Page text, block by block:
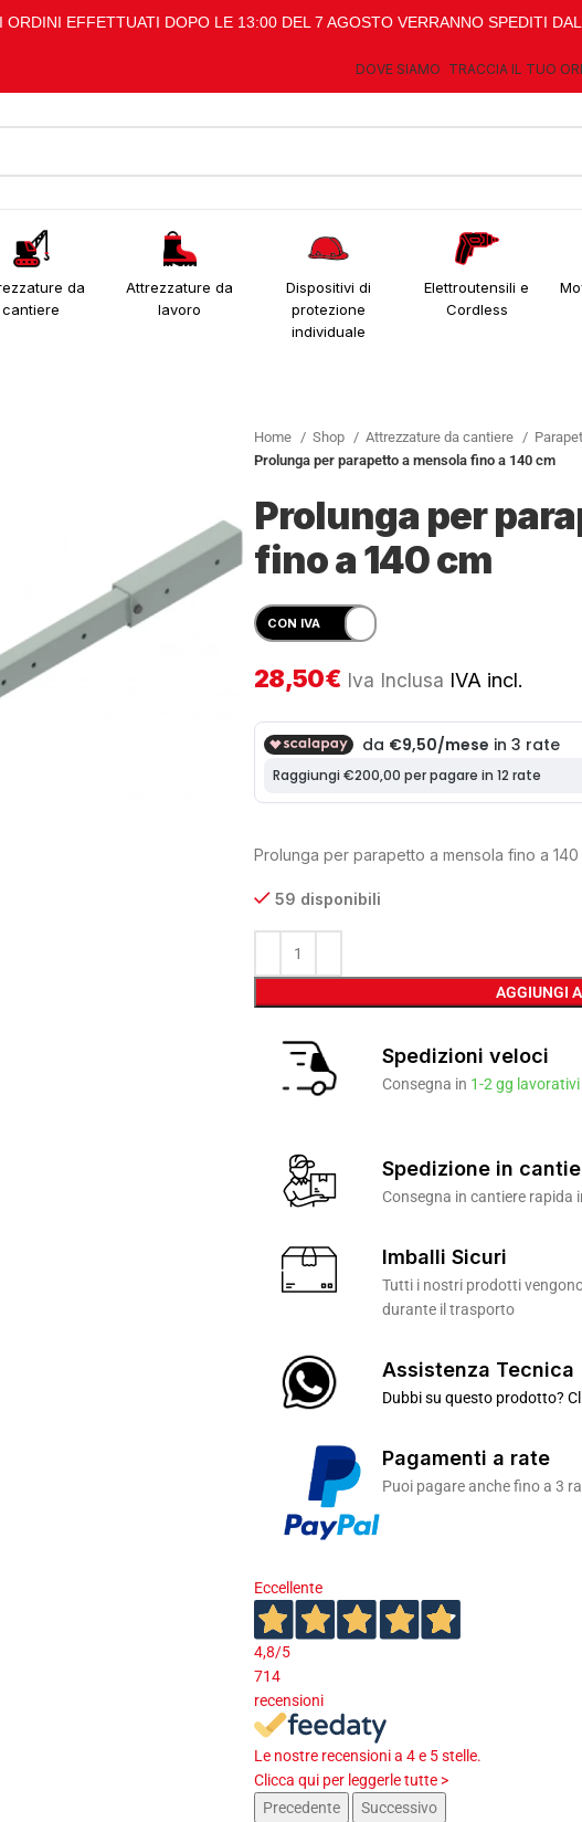
EFFETTUATI DOPO LE 13:00 DEL 7 AGOSTO VERRANNO SPEDITI
DOVE SIAMO TRACCIA IL TUO
da
cantiere
Attrezzature da
lavoro
Dispositivi di
protezione
individuale
Elettroutensili e
Cordless
Home Shop Attrezzature da cantiere
Prolunga per parapetto a mensola fino a 140 cm
Prolunga per
fino a 140 cm
28,50€ Iva Inclusa IVA incl.
Prolunga per parapetto a mensola fino a 140
59 disponibili
AGGIUNGI
Spedizioni veloci
Consegna in 1-2 gg lavorativi
Spedizione in
Consegna in cantiere rapida
Imballi Sicuri
Tutti i nostri prodotti
durante il trasporto
Assistenza Tecnica
Dubbi su questo prodotto?
Pagamenti a rate
Puoi pagare anche fino a 3
Eccellente
4,8/5
714
recensioni
Le nostre recensioni a 4 e 5 stelle.
Clicca qui per leggerle tutte >
Precedente
Successivo